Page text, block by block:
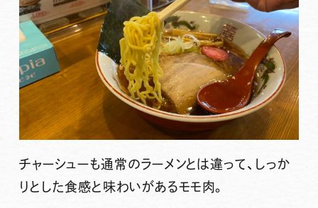
チャーシューも通常のラーメンとは違って、しっか
りとした食感と味わいがあるモモ肉。